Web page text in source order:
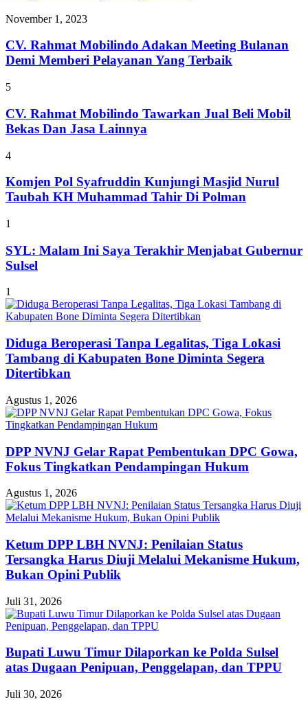
November 1, 2023
CV. Rahmat Mobilindo Adakan Meeting Bulanan
Demi Memberi Pelayanan Yang Terbaik
5
CV. Rahmat Mobilindo Tawarkan Jual Beli Mobil
Bekas Dan Jasa Lainnya
4
Komjen Pol Syafruddin Kunjungi Masjid Nurul
Taubah KH Muhammad Tahir Di Polman
1
SYL: Malam Ini Saya Terakhir Menjabat Gubernur
Sulsel
1
Diduga Beroperasi Tanpa Legalitas, Tiga Lokasi
Tambang di Kabupaten Bone Diminta Segera
Ditertibkan
Agustus 1, 2026
DPP NVNJ Gelar Rapat Pembentukan DPC Gowa,
Fokus Tingkatkan Pendampingan Hukum
Agustus 1, 2026
Ketum DPP LBH NVNJ: Penilaian Status
Tersangka Harus Diuji Melalui Mekanisme Hukum,
Bukan Opini Publik
Juli 31, 2026
Bupati Luwu Timur Dilaporkan ke Polda Sulsel
atas Dugaan Penipuan, Penggelapan, dan TPPU
Juli 30, 2026